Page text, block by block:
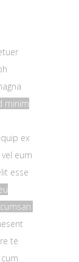
minim
ex
eum
esse
te